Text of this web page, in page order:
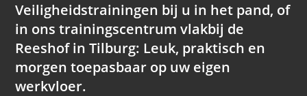
Veiligheidstrainingen bij u in het pand, of
in ons trainingscentrum vlakbij de
Reeshof in Tilburg: Leuk, praktisch en
morgen toepasbaar op uw eigen
werkvloer.